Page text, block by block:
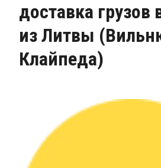
доставка грузов
из Литвы
Клайпеда)